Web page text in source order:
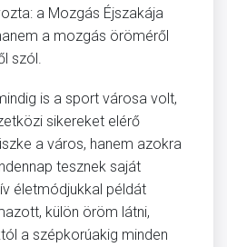
a Mozgás Éjszakája
a mozgás öröméről
szól.
is a sport városa volt,
sikereket elérő
a város, hanem azokra
tesznek saját
életmódjukkal példát
külön öröm látni,
a szépkorúakig minden